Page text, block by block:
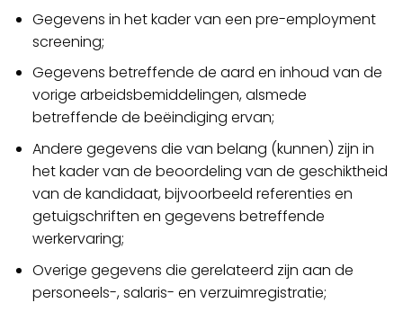
Gegevens in het kader van een pre-employment
screening;
Gegevens betreffende de aard en inhoud van de
vorige arbeidsbemiddelingen, alsmede
betreffende de beëindiging ervan;
Andere gegevens die van belang (kunnen) zijn in
het kader van de beoordeling van de geschiktheid
van de kandidaat, bijvoorbeeld referenties en
getuigschriften en gegevens betreffende
werkervaring;
Overige gegevens die gerelateerd zijn aan de
personeels-, salaris- en verzuimregistratie;